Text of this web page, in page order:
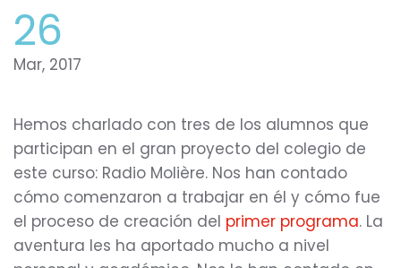
26
Mar, 2017
Hemos charlado con tres de los alumnos que
participan en el gran proyecto del colegio de
este curso: Radio Molière. Nos han contado
cómo comenzaron a trabajar en él y cómo fue
el proceso de creación del primer programa. La
aventura les ha aportado mucho a nivel